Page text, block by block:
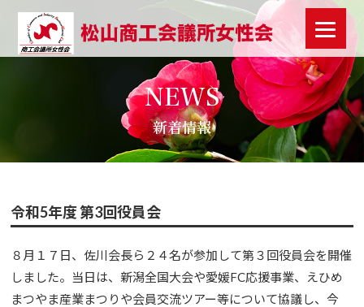
NEWS
新着情報
令和5年度 第3回役員会
８月１７日、佐川会長ら２４名が参加して第３回役員会を開催
しました。当日は、新潟全国大会や愛媛FC応援事業、えひめ
まつやま産業まつりや会員交流ツアー等について協議し、今